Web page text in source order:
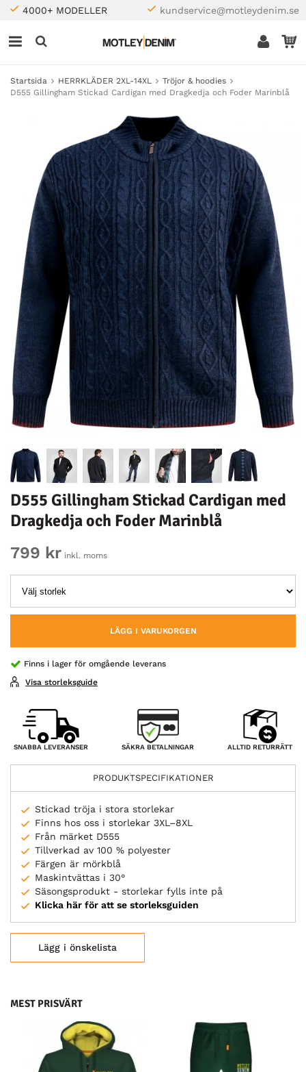
4000+ MODELLER kundservice@motleydenim.se
Startsida HERRKLÄDER 2XL-14XL
Tröjor & hoodies
D555 Gillingham Stickad Cardigan med Dragkedja och Foder Marinblå
D555 Gillingham Stickad Cardigan med
Dragkedja och Foder Marinblå
799 kr inkl. moms
LÄGG I VARUKORGEN
Finns i lager för omgående leverans
Visa storleksguide
SNABBA LEVERANSER SÄKRA BETALNINGAR ALLTID RETURRÄTT
PRODUKTSPECIFIKATIONER
Stickad tröja i stora storlekar
Finns hos oss i storlekar 3XL–8XL
Från märket D555
Tillverkad av 100 % polyester
Färgen är mörkblå
Maskintvättas i 30°
Säsongsprodukt - storlekar fylls inte på
Klicka här för att se storleksguiden
Lägg i önskelista
MEST PRISVÄRT